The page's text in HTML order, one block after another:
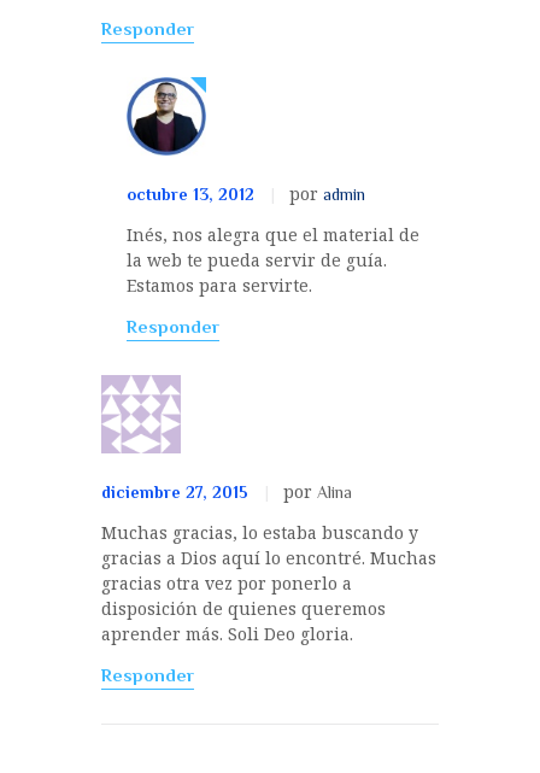
Responder
octubre 13, 2012 poradmin
Inés, nos alegra que el material de
la web te pueda servir de guía.
Estamos para servirte.
Responder
diciembre 27, 2015 porAlina
Muchas gracias, lo estaba buscando y
gracias a Dios aquí lo encontré. Muchas
gracias otra vez por ponerlo a
disposición de quienes queremos
aprender más. Soli Deo gloria.
Responder